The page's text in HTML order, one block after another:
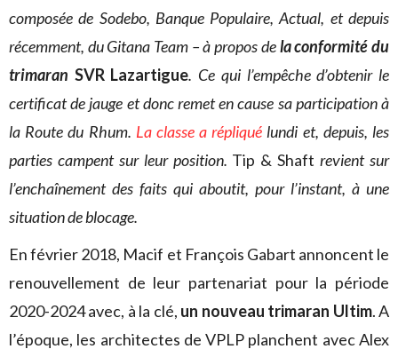
composée de Sodebo, Banque Populaire, Actual, et depuis
récemment, du Gitana Team – à propos dela conformité du
trimaran SVR Lazartigue. Ce qui l’empêche d’obtenir le
certificat de jauge et donc remet en cause sa participation à
la Route du Rhum. La classe a répliqué lundi et, depuis, les
parties campent sur leur position. Tip & Shaft revient sur
l’enchaînement des faits qui aboutit, pour l’instant, à une
situation de blocage.
En février 2018, Macif et François Gabart annoncent le
renouvellement de leur partenariat pour la période
2020-2024 avec, à la clé, un nouveau trimaran Ultim. A
l’époque, les architectes de VPLP planchent avec Alex